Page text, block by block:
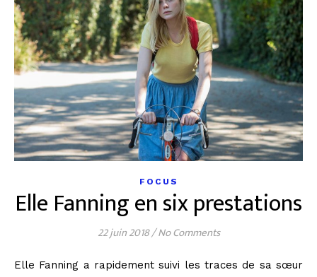
FOCUS
Elle Fanning en six prestations
22 juin 2018/No Comments
Elle Fanning a rapidement suivi les traces de sa sœur